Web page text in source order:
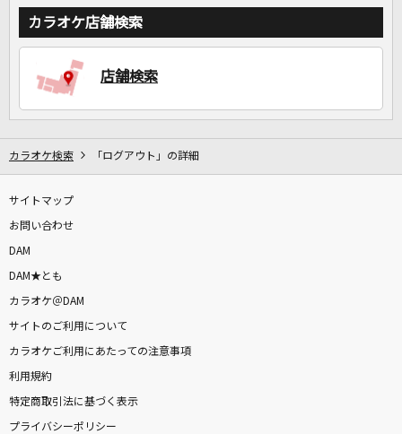
DAMの新曲・ランキングなど
カラオケ最新情報をチェック！
カラオケをもっと楽しもう！
カラオケ店舗検索
店舗検索
カラオケ検索 「ログアウト」の詳細
サイトマップ
お問い合わせ
DAM
DAM★とも
カラオケ＠DAM
サイトのご利用について
カラオケご利用にあたっての注意事項
利用規約
特定商取引法に基づく表示
プライバシーポリシー